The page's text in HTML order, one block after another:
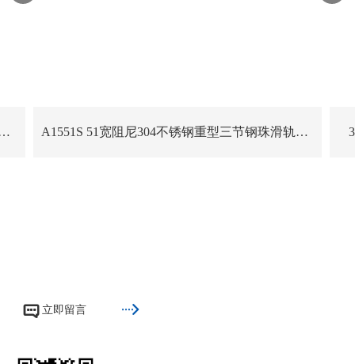
锈钢重型三节钢珠滑轨工业设备缓冲滑轨 A1551S 51宽阻尼304不锈钢重型三节钢珠滑轨自动化设备缓冲滑轨
 立即留言